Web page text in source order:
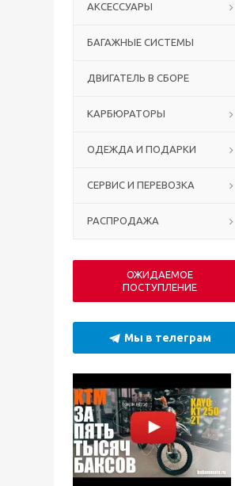
АКСЕССУАРЫ
БАГАЖНЫЕ СИСТЕМЫ
ДВИГАТЕЛЬ В СБОРЕ
КАРБЮРАТОРЫ
ОДЕЖДА И ПОДАРКИ
СЕРВИС И ПЕРЕВОЗКА
РАСПРОДАЖА
ОЖИДАЕМОЕ
ПОСТУПЛЕНИЕ
Мы в телеграм